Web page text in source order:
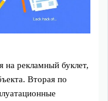
на рекламный буклет,
Вторая по